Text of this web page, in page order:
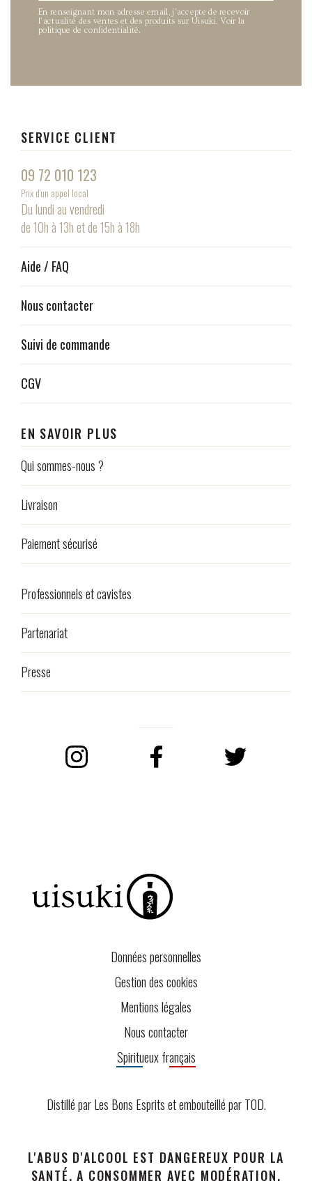
SERVICE CLIENT
09 72 010 123
Prix d'un appel local
Du lundi au vendredi
de 10h à 13h et de 15h à 18h
Aide / FAQ
Nous contacter
Suivi de commande
CGV
EN SAVOIR PLUS
Qui sommes-nous ?
Livraison
Paiement sécurisé
Professionnels et cavistes
Partenariat
Presse
En renseignant mon adresse email, j’accepte de recevoir
l’actualité des ventes et des produits sur Uisuki. Voir la
politique de confidentialité.
Données personnelles
Gestion des cookies
Mentions légales
Nous contacter
Spiritueux français
Distillé par Les Bons Esprits et embouteillé parTOD.
L'ABUS D'ALCOOL EST DANGEREUX POUR LA
SANTÉ. A CONSOMMER AVEC MODÉRATION.